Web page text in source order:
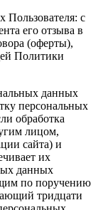
Пользователя: с
его отзыва в
(оферты),
Политики
данных
персональных
обработка
лицом,
сайта) и
их
данных
по поручению
тридцати